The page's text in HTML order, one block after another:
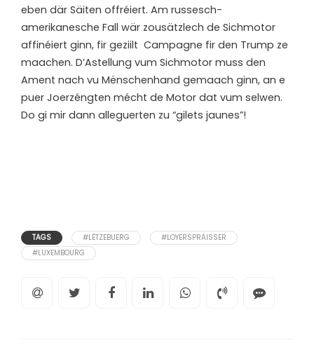
eben där Säiten offréiert. Am russesch-
amerikanesche Fall wär zousätzlech de Sichmotor
affinéiert ginn, fir geziilt Campagne fir den Trump ze
maachen. D’Astellung vum Sichmotor muss den
Ament nach vu Mënschenhand gemaach ginn, an e
puer Joerzéngten mécht de Motor dat vum selwen.
Do gi mir dann alleguerten zu “gilets jaunes”!
TAGS #LËTZEBUERG
#LOYERSPRÄISSER
#LUXEMBOURG